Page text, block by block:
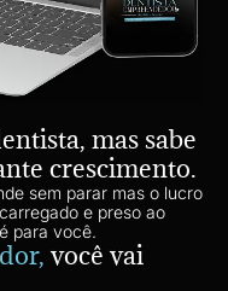
mas sabe
crescimento.
sem parar mas o lucro
e preso ao
para você.
você vai